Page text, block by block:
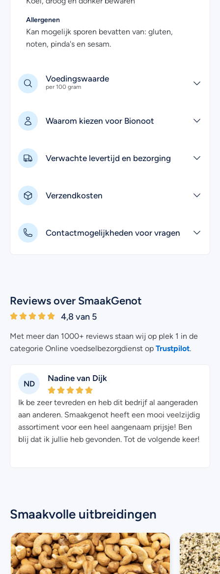
Allergenen
Kan mogelijk sporen bevatten van: gluten,
noten, pinda's en sesam.
Voedingswaarde
per 100 gram
Waarom kiezen voor Bionoot
Verwachte levertijd en bezorging
Verzendkosten
Contactmogelijkheden voor vragen
Reviews over SmaakGenot
4,8 van 5
Met meer dan 1000+ reviews staan wij op plek 1 in de
categorie Online voedselbezorgdienst op Trustpilot
ND
Nadine van Dijk
Ik be zeer tevreden en heb dit bedrijf al aangeraden
aan anderen. Smaakgenot heeft een mooi veelzijdig
assortiment voor een heel aangenaam prijsje! Ben
blij dat ik jullie heb gevonden. Tot de volgende keer!
Smaakvolle uitbreidingen